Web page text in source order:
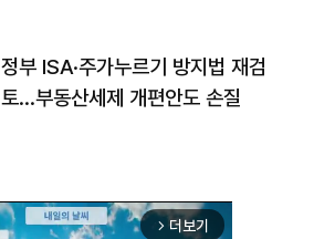
정부 ISA·주가누르기 방지법 재검
토…부동산세제 개편안도 손질
arrow_forward_ios 더보기